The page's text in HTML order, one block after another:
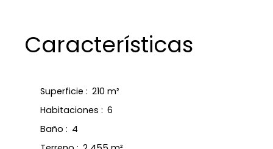
Características
Superficie : 210 m²
Habitaciones : 6
Baño : 4